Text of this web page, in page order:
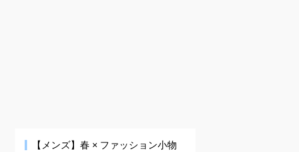
【メンズ】 春 × ファッション小物